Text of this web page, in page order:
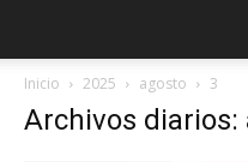
Inicio 2025 agosto 3
Archivos diarios: